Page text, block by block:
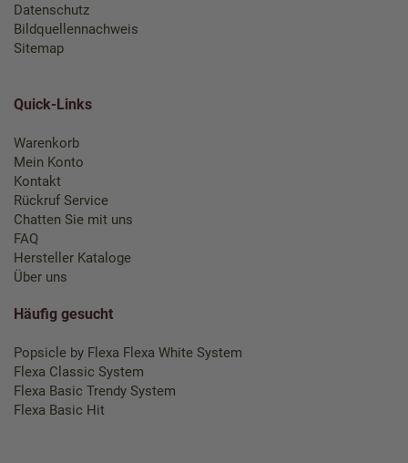
Datenschutz
Bildquellennachweis
Sitemap
Quick-Links
Warenkorb
Mein Konto
Kontakt
Rückruf Service
Chatten Sie mit uns
FAQ
Hersteller Kataloge
Über uns
Häufig gesucht
Popsicle by Flexa Flexa White System
Flexa Classic System
Flexa Basic Trendy System
Flexa Basic Hit